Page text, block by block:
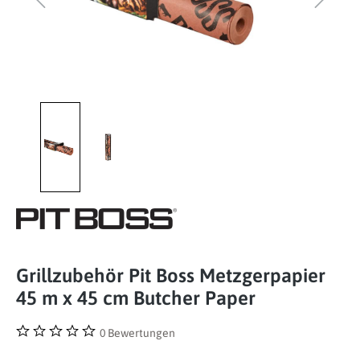
Grillzubehör Pit Boss Metzgerpapier
45 m x 45 cm Butcher Paper
0 Bewertungen